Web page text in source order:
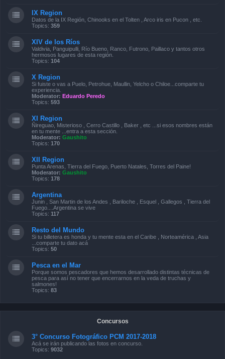
IX Region
Datos de la IX Región, Chinooks en el Tolten , Arco iris en Pucon , etc.
Topics: 359
XIV de los Ríos
Valdivia, Panguipulli, Río Bueno, Ranco, Futrono, Paillaco y tantos otros
hermosos lugares de esta región.
Topics: 104
X Region
Si fuiste o vas a Puelo, Petrohue, Maullin, Yelcho o Chiloe...comparte tu
experiencia.
Moderator: Eduardo Peredo
Topics: 593
XI Region
Ñireguao, Misterioso , Cerro Castillo , Baker , etc ...si esos nombres están
en tu mente ...entra a esta sección.
Moderator: Gaushito
Topics: 170
XII Region
Punta Arenas, Tierra del Fuego, Puerto Natales, Torres del Paine!
Moderator: Gaushito
Topics: 178
Argentina
Junin , San Martin de los Andes , Bariloche , Esquel , Gallegos , Tierra del
Fuego....Argentina se vive
Topics: 117
Resto del Mundo
Si tu billetera es honda y tu mente esta en el Caribe , Norteamérica , Asia
...comparte tu dato acá
Topics: 50
Pesca en el Mar
Porque somos pescadores que hemos desarrollado distintas técnicas de
pesca para así no tener que encerrarnos en la veda de truchas y
salmones!
Topics: 83
Concursos
3° Concurso Fotográfico PCM 2017-2018
Acá se irán publicando las fotos en concurso.
Topics: 9032